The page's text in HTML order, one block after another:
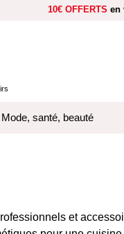
10€ OFFERTS en
Mode, santé, beauté
et